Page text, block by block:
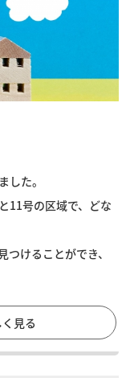
した。
11号の区域で、どな
けることができ、
見る